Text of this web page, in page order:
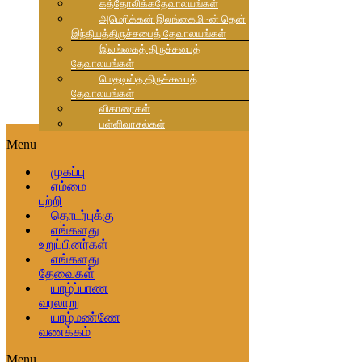
Menu
முகப்பு
எம்மை
பற்றி
தொடர்புக்கு
எங்களது
உறுப்பினர்கள்
எங்களது
தேவைகள்
யாழ்ப்பாண
வரலாறு
யாழ்மண்ணே
வணக்கம்
Menu
கத்தோலிக்கதேவாலயங்கள்
அமெரிக்கன் இலங்கைமி~ன் தென்
இந்தியத்திருச்சபைத் தேவாலயங்கள்
இலங்கைத் திருச்சபைத்
தேவாலயங்கள்
மெதடிஸ்த திருச்சபைத்
தேவாலயங்கள்
விகாரைகள்
பள்ளிவாசல்கள்